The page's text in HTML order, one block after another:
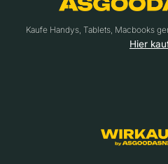
Kaufe Handys, Tablets, Macbooks
Hier